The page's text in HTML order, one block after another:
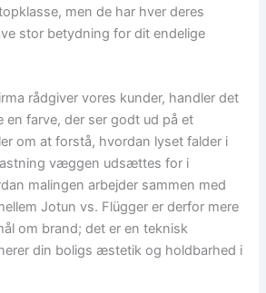
men de har hver deres
stor betydning for dit endelige
rådgiver vores kunder, handler det
en farve, der ser godt ud på et
om at forstå, hvordan lyset falder i
væggen udsættes for i
malingen arbejder sammen med
Jotun vs. Flügger er derfor mere
om brand; det er en teknisk
din boligs æstetik og holdbarhed i